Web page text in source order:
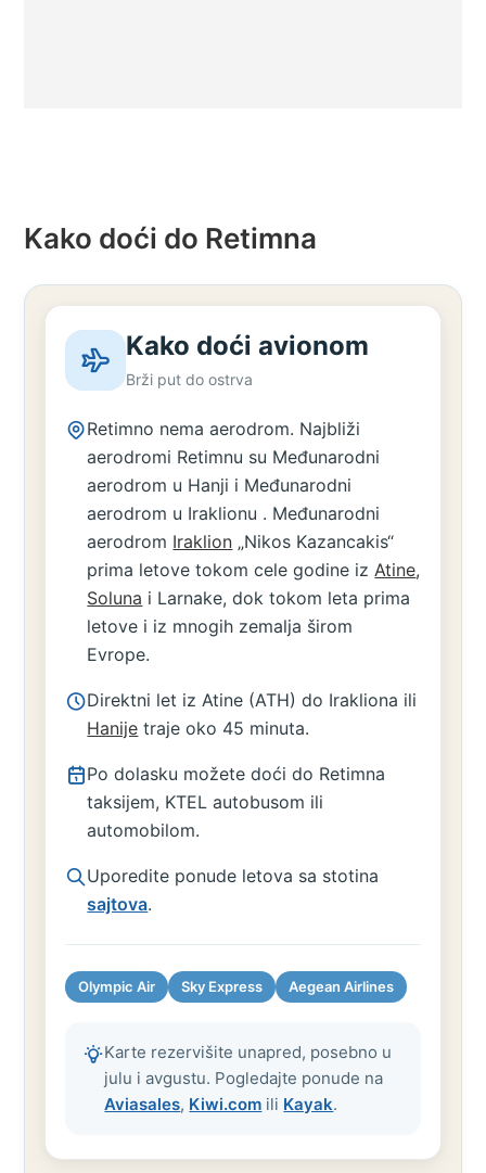
Kako doći do Retimna
Kako doći avionom
Brži put do ostrva
Retimno nema aerodrom. Najbliži
aerodromi Retimnu su Međunarodni
aerodrom u Hanji i Međunarodni
aerodrom u Iraklionu . Međunarodni
aerodrom Iraklion „Nikos Kazancakis“
prima letove tokom cele godine izAtine,
Soluna i Larnake, dok tokom leta prima
letove i iz mnogih zemalja širom
Evrope.
Direktni let iz Atine (ATH) do Irakliona ili
Hanije traje oko 45 minuta.
Po dolasku možete doći do Retimna
taksijem, KTEL autobusom ili
automobilom.
Uporedite ponude letova sa stotina
sajtova.
Olympic Air Sky Express Aegean Airlines
Karte rezervišite unapred, posebno u
julu i avgustu. Pogledajte ponude na
Aviasales, Kiwi.com ili Kayak.